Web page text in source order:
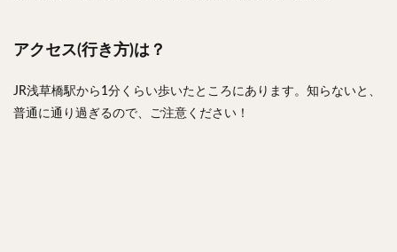
アクセス(行き方)は？
JR浅草橋駅から1分くらい歩いたところにあります。知らないと、
普通に通り過ぎるので、ご注意ください！